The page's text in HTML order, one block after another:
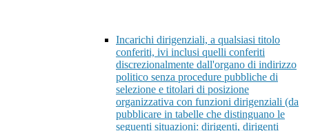
Incarichi dirigenziali, a qualsiasi titolo
conferiti, ivi inclusi quelli conferiti
discrezionalmente dall'organo di indirizzo
politico senza procedure pubbliche di
selezione e titolari di posizione
organizzativa con funzioni dirigenziali (da
pubblicare in tabelle che distinguano le
seguenti situazioni: dirigenti, dirigenti